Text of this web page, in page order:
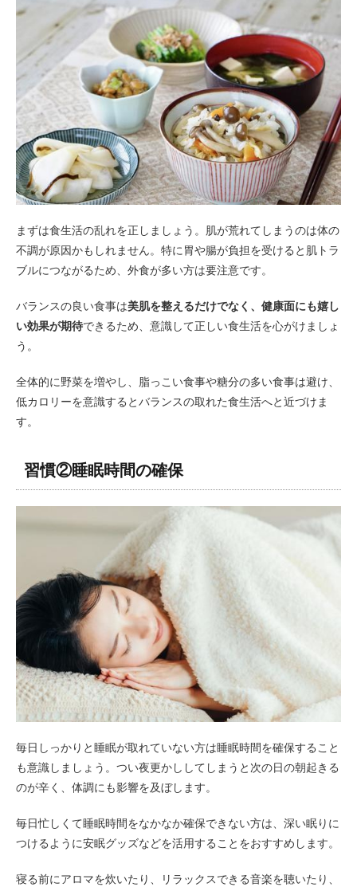
まずは食生活の乱れを正しましょう。肌が荒れてしまうのは体の
不調が原因かもしれません。特に胃や腸が負担を受けると肌トラ
ブルにつながるため、外食が多い方は要注意です。
バランスの良い食事は美肌を整えるだけでなく、健康面にも嬉し
い効果が期待できるため、意識して正しい食生活を心がけましょ
う。
全体的に野菜を増やし、脂っこい食事や糖分の多い食事は避け、
低カロリーを意識するとバランスの取れた食生活へと近づけま
す。
習慣②睡眠時間の確保
毎日しっかりと睡眠が取れていない方は睡眠時間を確保すること
も意識しましょう。つい夜更かししてしまうと次の日の朝起きる
のが辛く、体調にも影響を及ぼします。
毎日忙しくて睡眠時間をなかなか確保できない方は、深い眠りに
つけるように安眠グッズなどを活用することをおすすめします。
寝る前にアロマを炊いたり、リラックスできる音楽を聴いたり、